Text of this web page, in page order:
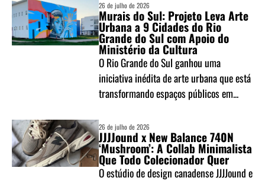
26 de julho de 2026
Murais do Sul: Projeto Leva Arte
Urbana a 9 Cidades do Rio
Grande do Sul com Apoio do
Ministério da Cultura
O Rio Grande do Sul ganhou uma
iniciativa inédita de arte urbana que está
transformando espaços públicos em...
26 de julho de 2026
JJJJound x New Balance 740N
‘Mushroom’: A Collab Minimalista
Que Todo Colecionador Quer
O estúdio de design canadense JJJJound e